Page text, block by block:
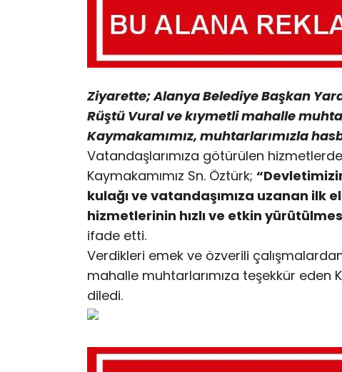
Ziyarette; Alanya Belediye Başkan
Rüştü Vural ve kıymetli mahalle
Kaymakamımız, muhtarlarımızla
​Vatandaşlarımıza götürülen
Kaymakamımız Sn. Öztürk;
kulağı ve vatandaşımıza uzanan ilk
hizmetlerinin hızlı ve etkin
ifade etti.
​Verdikleri emek ve özverili
mahalle muhtarlarımıza teşekkür eden
diledi.